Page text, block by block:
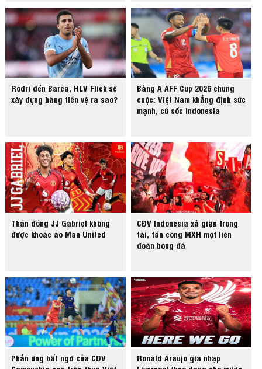
Rodri đến Barca, HLV Flick sẽ
xây dựng hàng tiền vệ ra sao?
Bảng A AFF Cup 2026 chung
cuộc: Việt Nam khẳng định sức
mạnh, cú sốc Indonesia
Thần đồng JJ Gabriel không
được khoác áo Man United
CĐV Indonesia xả giận trọng
tài, tấn công MXH một liên
đoàn bóng đá
Phản ứng bất ngờ của CĐV
Ronald Araujo gia nhập